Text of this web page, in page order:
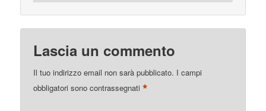
Lascia un commento
Il tuo indirizzo email non sarà pubblicato. I campi
obbligatori sono contrassegnati*